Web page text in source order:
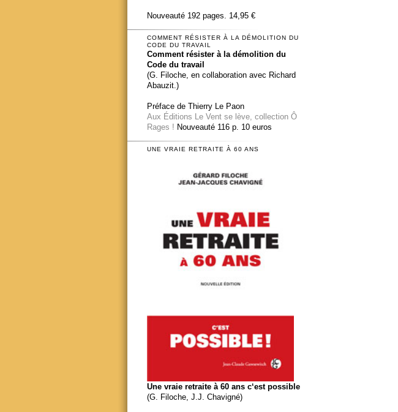
Nouveauté 192 pages. 14,95 €
COMMENT RÉSISTER À LA DÉMOLITION DU
CODE DU TRAVAIL
Comment résister à la démolition du
Code du travail
(G. Filoche, en collaboration avec Richard
Abauzit.)
Préface de Thierry Le Paon
Aux Éditions Le Vent se lève, collection Ô
Rages ! Nouveauté 116 p. 10 euros
UNE VRAIE RETRAITE À 60 ANS
Une vraie retraite à 60 ans c‘est possible
(G. Filoche, J.J. Chavigné)